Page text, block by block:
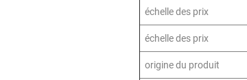
échelle des prix
échelle des prix
origine du produit